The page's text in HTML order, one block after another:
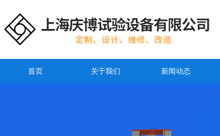
首页 关于我们 新闻动态